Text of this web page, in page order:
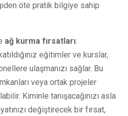
öte pratik bilgiye sahip
ağ kurma fırsatları.
eğitimler ve kurslar,
ulaşmanızı sağlar. Bu
veya ortak projeler
Kiminle tanışacağınızı asla
değiştirecek bir fırsat,